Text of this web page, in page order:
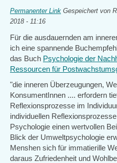
Permanenter Link Gespeichert von
2018 - 11:16
Für die ausdauernden am
ich eine spannende
das Buch Psychologie der
Ressourcen für
"die inneren Überzeugungen,
KonsumentInnen .... erfordern
Reflexionsprozesse im
individuellen
Psychologie einen wertvollen
Blick der Umweltpsychologie
Menshen sich für immatierille
daraus Zufriedenheit und